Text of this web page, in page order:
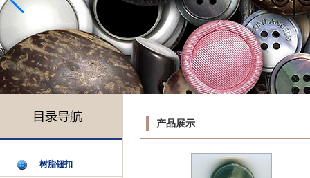
树脂钮扣
产品展示